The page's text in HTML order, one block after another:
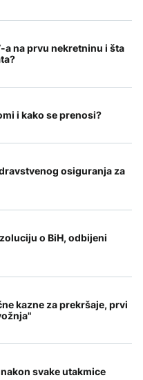
a na prvu nekretninu i šta
i kako se prenosi?
osiguranja za
o BiH, odbijeni
kazne za prekršaje, prvi
svake utakmice